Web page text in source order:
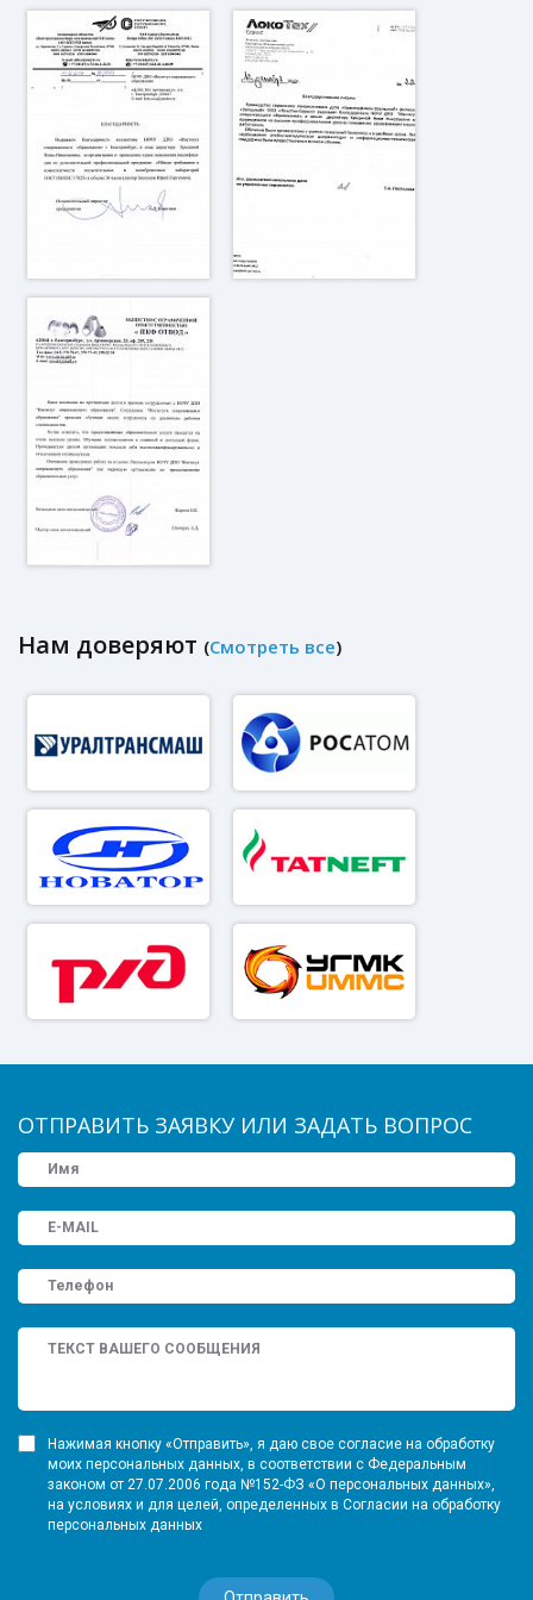
Нам доверяют (Смотреть все)
ОТПРАВИТЬ ЗАЯВКУ ИЛИ ЗАДАТЬ ВОПРОС
Нажимая кнопку «Отправить», я даю свое согласие на обработку
моих персональных данных, в соответствии с Федеральным
законом от 27.07.2006 года №152-ФЗ «О персональных данных»,
на условиях и для целей, определенных в Согласии на обработку
персональных данных